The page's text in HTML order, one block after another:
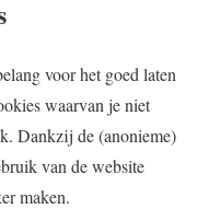
voor het goed laten
waarvan je niet
Dankzij de (anonieme)
van de website
maken.